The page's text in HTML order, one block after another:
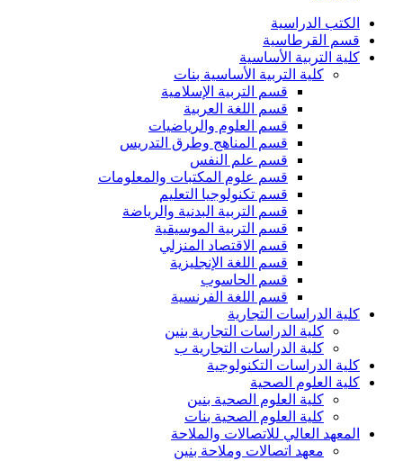
الكتب الدراسية
قسم القرطاسية
كلية التربية الأساسية
كلية التربية الأساسية بنات
قسم التربية الإسلامية
قسم اللغة العربية
قسم العلوم والرياضيات
قسم المناهج وطرق التدريس
قسم علم النفس
قسم علوم المكتبات والمعلومات
قسم تكنولوجيا التعليم
قسم التربية البدنية والرياضة
قسم التربية الموسيقية
قسم الاقتصاد المنزلي
قسم اللغة الإنجليزية
قسم الحاسوب
قسم اللغة الفرنسية
كلية الدراسات التجارية
كلية الدراسات التجارية بنين
كلية الدراسات التجارية ب
كلية الدراسات التكنولوجية
كلية العلوم الصحية
كلية العلوم الصحية بنين
كلية العلوم الصحية بنات
المعهد العالي للاتصالات والملاحة
معهد اتصالات وملاحة بنين